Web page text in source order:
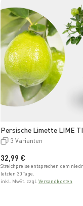
Persische Limette LIME
3 Varianten
Normaler Preis
32,99 €
Streichpreise entsprechen dem
letzten 30 Tage.
inkl. MwSt. zzgl. Versandkosten